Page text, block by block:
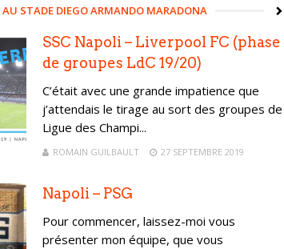
AU STADE DIEGO ARMANDO MARADONA
SSC Napoli – Liverpool FC (phase
de groupes LdC 19/20)
C’était avec une grande impatience que
j’attendais le tirage au sort des groupes de
Ligue des Champi...
ROMAIN GUILBAULT 27 SEPTEMBRE 2019
Napoli – PSG
Pour commencer, laissez-moi vous
présenter mon équipe, que vous